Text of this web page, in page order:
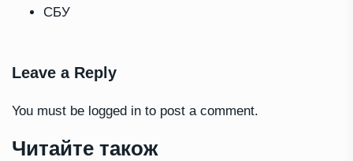
СБУ
Leave a Reply
You must be logged in to post a comment.
Читайте також